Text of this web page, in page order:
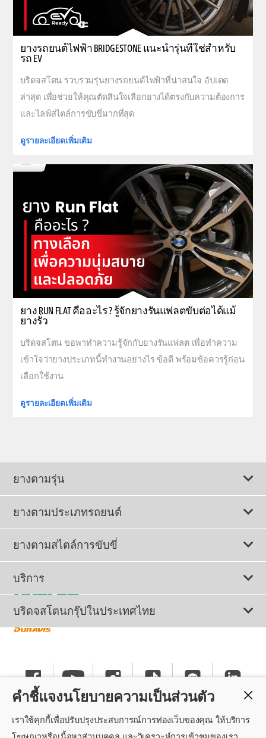
ยางรถยนต์ไฟฟ้า BRIDGESTONE แนะนำรุ่นที่ใช่สำหรับ
รถ EV
บริดจสโตน รวบรวมรุ่นยางรถยนต์ไฟฟ้าที่น่าสนใจ อัปเดต
ล่าสุด เพื่อช่วยให้คุณตัดสินใจเลือกยางได้ตรงกับความต้องการ
และไลฟ์สไตล์การขับขี่มากที่สุด
ดูรายละเอียดเพิ่มเติม
ยาง RUN FLAT คืออะไร ? รู้จักยางรันแฟลตขับต่อได้แม้
ยางรั่ว
บริดจสโตน ขอพาทำความรู้จักกับยางรันแฟลต เพื่อทำความ
เข้าใจว่ายางประเภทนี้ทำงานอย่างไร ข้อดี พร้อมข้อควรรู้ก่อน
เลือกใช้งาน
ดูรายละเอียดเพิ่มเติม
คำชี้แจงนโยบายความเป็นส่วนตัว
เราใช้คุกกี้เพื่อปรับปรุงประสบการณ์การท่องเว็บของคุณ ให้บริการ
ยางตามรุ่น
ยางตามประเภทรถยนต์
ดูยางทั้งหมด
ยางรถยนต์นั่ง
ยางรถ SUV/CUV/4x4
ยางรถบรรทุกและรถโดยสาร
แค็ตตาล็อกยางรถยนต์
ยางตามสไตล์การขับขี่
ยางรถยนต์นุ่มเงียบ
ยางสปอร์ตสมรรถนะสูง
ยางรถยนต์ประหยัดน้ำมัน
ยางรถออฟโรด
ยางรันแฟลต
บริการ
ติดต่อเรา
คำแนะนำทั่วไปเกี่ยวกับการใช้ยาง
นโยบายความเป็นส่วนตัว
บริดจสโตนกรุ๊ปในประเทศไทย
ข่าวประชาสัมพันธ์
ร่วมงานกับบริดจสโตน
ศูนย์บริการค็อกพิท